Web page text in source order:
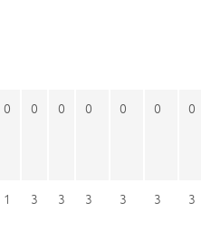
0 0 0 0 0 0 0
1 3 3 3 3 3 3